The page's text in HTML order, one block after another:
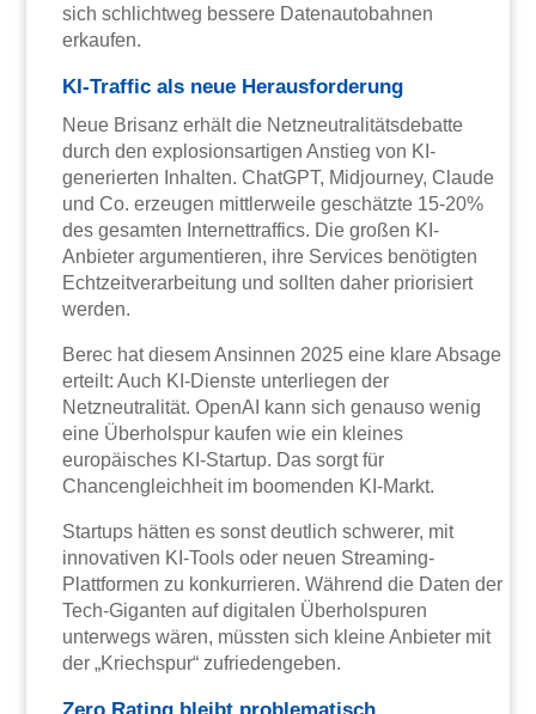
sich schlichtweg bessere Datenautobahnen
erkaufen.
KI-Traffic als neue Herausforderung
Neue Brisanz erhält die Netzneutralitätsdebatte
durch den explosionsartigen Anstieg von KI-
generierten Inhalten. ChatGPT, Midjourney, Claude
und Co. erzeugen mittlerweile geschätzte 15-20%
des gesamten Internettraffics. Die großen KI-
Anbieter argumentieren, ihre Services benötigten
Echtzeitverarbeitung und sollten daher priorisiert
werden.
Berec hat diesem Ansinnen 2025 eine klare Absage
erteilt: Auch KI-Dienste unterliegen der
Netzneutralität. OpenAI kann sich genauso wenig
eine Überholspur kaufen wie ein kleines
europäisches KI-Startup. Das sorgt für
Chancengleichheit im boomenden KI-Markt.
Startups hätten es sonst deutlich schwerer, mit
innovativen KI-Tools oder neuen Streaming-
Plattformen zu konkurrieren. Während die Daten der
Tech-Giganten auf digitalen Überholspuren
unterwegs wären, müssten sich kleine Anbieter mit
der „Kriechspur“ zufriedengeben.